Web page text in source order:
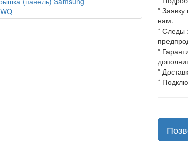
*
нам.
* Следы
*
*
*